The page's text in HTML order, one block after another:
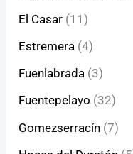
El Casar (11)
Estremera (4)
Fuenlabrada (3)
Fuentepelayo (32)
Gomezserracín (7)